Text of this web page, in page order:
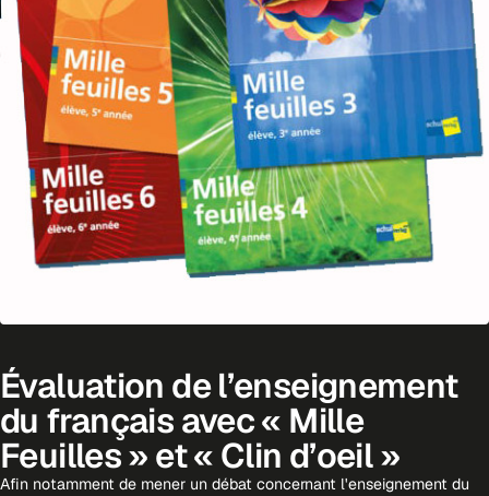
Évaluation de l’enseignement
du français avec « Mille
Feuilles » et « Clin d’oeil »
Afin notamment de mener un débat concernant l'enseignement du